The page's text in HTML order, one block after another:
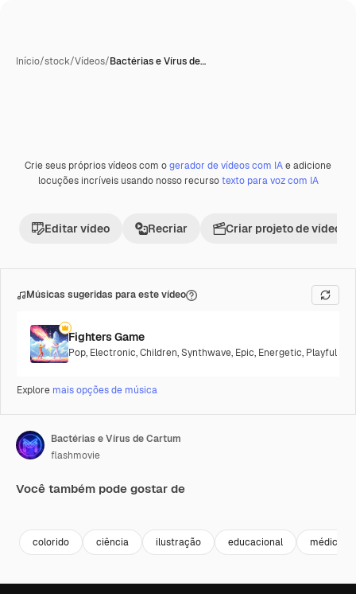
Início/stock/Vídeos/Bactérias e Vírus de…
PremiumGerada com IA
Crie seus próprios vídeos com ogerador de vídeos com IAe adicione
locuções incríveis usando nosso recursotexto para voz com IA
Editar vídeo Recriar Criar projeto de vídeo
Músicas sugeridas para este vídeo
Fighters Game
Pop, Electronic,Children,Synthwave, Epic, Energetic, Playful
Explore mais opções de música
Bactérias e Vírus de Cartum
flashmovie
Você também pode gostar de
colorido ciência ilustração educacional médico